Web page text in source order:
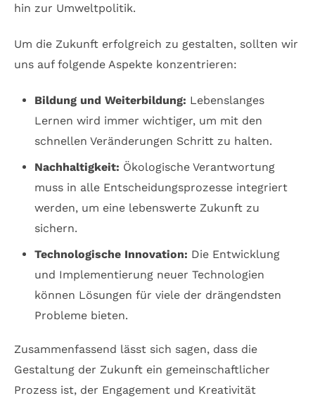
hin zur Umweltpolitik.
Um die Zukunft erfolgreich zu gestalten, sollten wir
uns auf folgende Aspekte konzentrieren:
Bildung und Weiterbildung: Lebenslanges
Lernen wird immer wichtiger, um mit den
schnellen Veränderungen Schritt zu halten.
Nachhaltigkeit: Ökologische Verantwortung
muss in alle Entscheidungsprozesse integriert
werden, um eine lebenswerte Zukunft zu
sichern.
Technologische Innovation: Die Entwicklung
und Implementierung neuer Technologien
können Lösungen für viele der drängendsten
Probleme bieten.
Zusammenfassend lässt sich sagen, dass die
Gestaltung der Zukunft ein gemeinschaftlicher
Prozess ist, der Engagement und Kreativität